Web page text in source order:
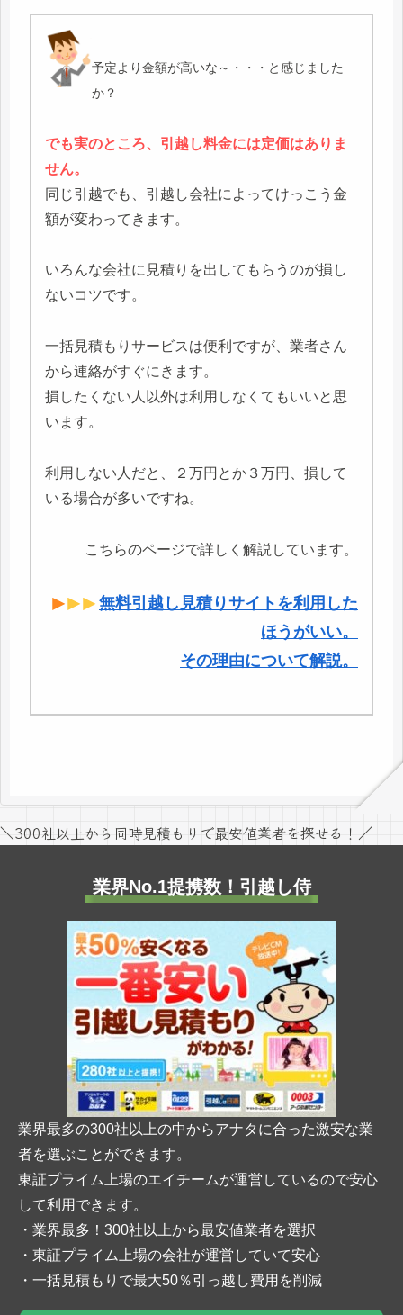
予定より金額が高いな～・・・と感じました
か？
でも実のところ、引越し料金には定価はありま
せん。
同じ引越でも、引越し会社によってけっこう金
額が変わってきます。
いろんな会社に見積りを出してもらうのが損し
ないコツです。
一括見積もりサービスは便利ですが、業者さん
から連絡がすぐにきます。
損したくない人以外は利用しなくてもいいと思
います。
利用しない人だと、２万円とか３万円、損して
いる場合が多いですね。
こちらのページで詳しく解説しています。
無料引越し見積りサイトを利用した
ほうがいい。
その理由について解説。
＼300社以上から同時見積もりで最安値業者を探せる！／
業界No.1提携数！引越し侍
業界最多の300社以上の中からアナタに合った激安な業
者を選ぶことができます。
東証プライム上場のエイチームが運営しているので安心
して利用できます。
・業界最多！300社以上から最安値業者を選択
・東証プライム上場の会社が運営していて安心
・一括見積もりで最大50％引っ越し費用を削減